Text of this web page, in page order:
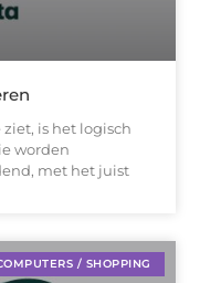
ziet, is het logisch
worden
met het juist
/ SHOPPING